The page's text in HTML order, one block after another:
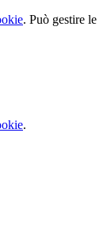
. Può gestire le
.